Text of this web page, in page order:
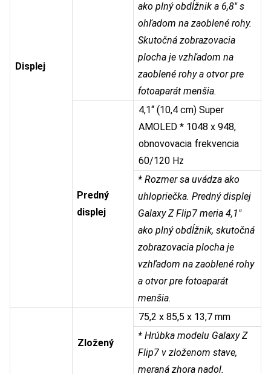
Displej
ako plný obdĺžnik a 6,8″ s
ohľadom na zaoblené rohy.
Skutočná zobrazovacia
plocha je vzhľadom na
zaoblené rohy a otvor pre
fotoaparát menšia.
Predný
displej
4,1“ (10,4 cm) Super
AMOLED * 1048 x 948,
obnovovacia frekvencia
60/120 Hz
* Rozmer sa uvádza ako
uhlopriečka. Predný displej
Galaxy Z Flip7 meria 4,1″
ako plný obdĺžnik, skutočná
zobrazovacia plocha je
vzhľadom na zaoblené rohy
a otvor pre fotoaparát
menšia.
Zložený
75,2 x 85,5 x 13,7 mm
* Hrúbka modelu Galaxy Z
Flip7 v zloženom stave,
meraná zhora nadol.